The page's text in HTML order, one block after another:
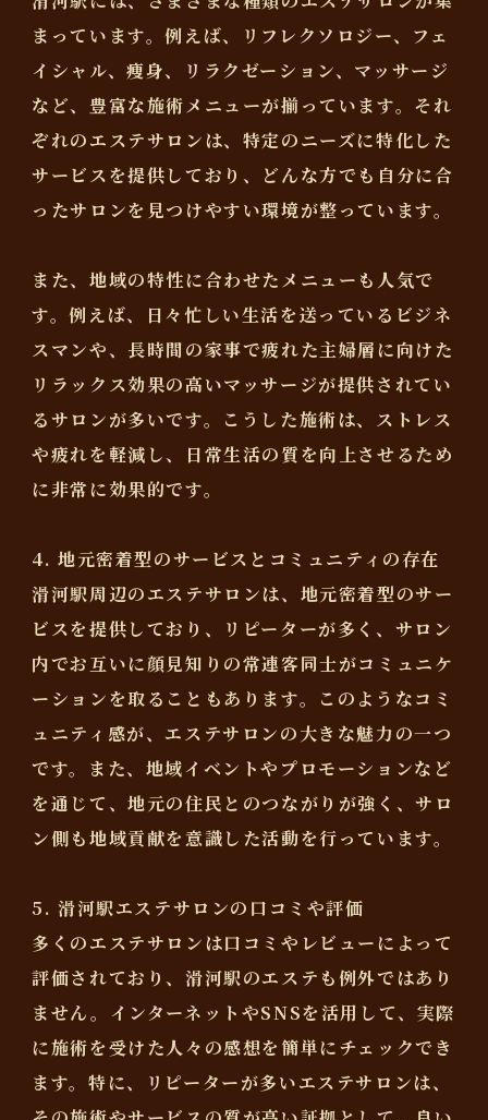
まっています。例えば、リフレクソロジー、フェ
イシャル、痩身、リラクゼーション、マッサージ
など、豊富な施術メニューが揃っています。それ
ぞれのエステサロンは、特定のニーズに特化した
サービスを提供しており、どんな方でも自分に合
ったサロンを見つけやすい環境が整っています。
また、地域の特性に合わせたメニューも人気で
す。例えば、日々忙しい生活を送っているビジネ
スマンや、長時間の家事で疲れた主婦層に向けた
リラックス効果の高いマッサージが提供されてい
るサロンが多いです。こうした施術は、ストレス
や疲れを軽減し、日常生活の質を向上させるため
に非常に効果的です。
4. 地元密着型のサービスとコミュニティの存在
滑河駅周辺のエステサロンは、地元密着型のサー
ビスを提供しており、リピーターが多く、サロン
内でお互いに顔見知りの常連客同士がコミュニケ
ーションを取ることもあります。このようなコミ
ュニティ感が、エステサロンの大きな魅力の一つ
です。また、地域イベントやプロモーションなど
を通じて、地元の住民とのつながりが強く、サロ
ン側も地域貢献を意識した活動を行っています。
5. 滑河駅エステサロンの口コミや評価
多くのエステサロンは口コミやレビューによって
評価されており、滑河駅のエステも例外ではあり
ません。インターネットやSNSを活用して、実際
に施術を受けた人々の感想を簡単にチェックでき
ます。特に、リピーターが多いエステサロンは、